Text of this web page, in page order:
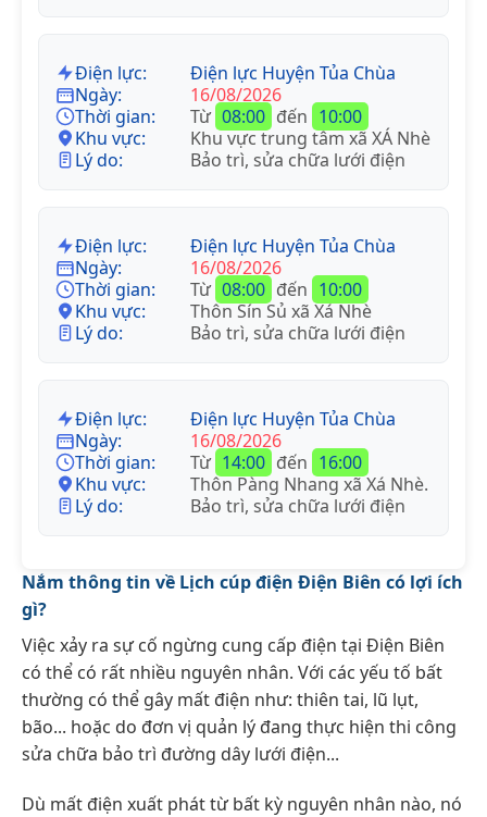
Điện lực:
Điện lực Huyện Tủa Chùa
Ngày:
16/08/2026
Thời gian:
Từ 08:00 đến 10:00
Khu vực:
Khu vực trung tâm xã XÁ Nhè
Lý do:
Bảo trì, sửa chữa lưới điện
Điện lực:
Điện lực Huyện Tủa Chùa
Ngày:
16/08/2026
Thời gian:
Từ 08:00 đến 10:00
Khu vực:
Thôn Sín Sủ xã Xá Nhè
Lý do:
Bảo trì, sửa chữa lưới điện
Điện lực:
Điện lực Huyện Tủa Chùa
Ngày:
16/08/2026
Thời gian:
Từ 14:00 đến 16:00
Khu vực:
Thôn Pàng Nhang xã Xá Nhè.
Lý do:
Bảo trì, sửa chữa lưới điện
Nắm thông tin về Lịch cúp điện Điện Biên có lợi ích
gì?
Việc xảy ra sự cố ngừng cung cấp điện tại Điện Biên
có thể có rất nhiều nguyên nhân. Với các yếu tố bất
thường có thể gây mất điện như: thiên tai, lũ lụt,
bão... hoặc do đơn vị quản lý đang thực hiện thi công
sửa chữa bảo trì đường dây lưới điện...
Dù mất điện xuất phát từ bất kỳ nguyên nhân nào, nó